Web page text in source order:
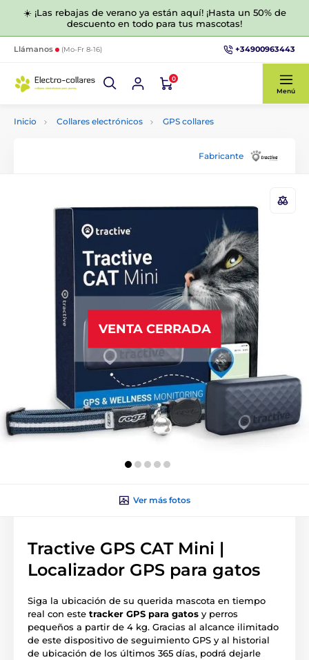
☀️ ¡Las rebajas de verano ya están aquí! ¡Hasta un 50% de
descuento en todo para tus mascotas!
Llámanos (Mo-Fr 8-16) +34900963443
0
Menú
Inicio Collares electrónicos GPS collares
Fabricante
VENTA CERRADA
Ver más fotos
Tractive GPS CAT Mini |
Localizador GPS para gatos
Siga la ubicación de su querida mascota en tiempo
real con este tracker GPS para gatos y perros
pequeños a partir de 4 kg. Gracias al alcance ilimitado
de este dispositivo de seguimiento GPS y al historial
de ubicación de los últimos 365 días, podrá dejarle